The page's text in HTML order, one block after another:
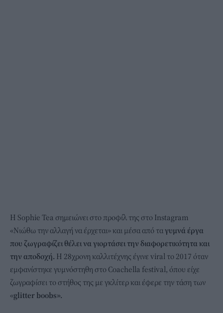
Η Sophie Tea σημειώνει στο προφίλ της στο Instagram
«Νιώθω την αλλαγή να έρχεται» και μέσα από ταγυμνά έργα
που ζωγραφίζει θέλει να γιορτάσει την διαφορετικότητα και
την αποδοχή. Η 28χρονη καλλιτέχνης έγινε viral το 2017 όταν
εμφανίστηκε γυμνόστηθη στο Coachella festival, όπου είχε
ζωγραφίσει το στήθος της με γκλίτερ και έφερε την τάση των
«glitter boobs».